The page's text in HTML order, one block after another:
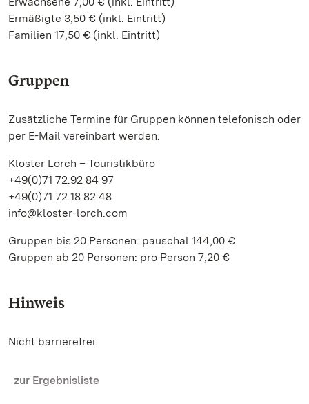
Ermäßigte 3,50 € (inkl. Eintritt)
Familien 17,50 € (inkl. Eintritt)
Gruppen
Zusätzliche Termine für Gruppen können telefonisch oder
per E-Mail vereinbart werden:
Kloster Lorch – Touristikbüro
+49(0)71 72.92 84 97
+49(0)71 72.18 82 48
info@kloster-lorch.com
Gruppen bis 20 Personen: pauschal 144,00 €
Gruppen ab 20 Personen: pro Person 7,20 €
Hinweis
Nicht barrierefrei.
zur Ergebnisliste